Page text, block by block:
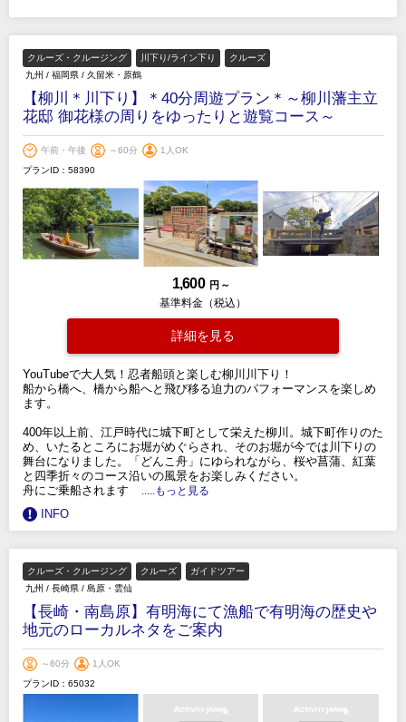
クルーズ・クルージング 川下り/ライン下り
クルーズ
九州 / 福岡県 / 久留米・原鶴
【柳川＊川下り】＊40分周遊プラン＊～柳川藩主立
花邸 御花様の周りをゆったりと遊覧コース～
午前・午後 ～60分
1人OK
プランID：58390
1,600 円 ～
基準料金（税込）
詳細を見る
YouTubeで大人気！忍者船頭と楽しむ柳川川下り！
船から橋へ、橋から船へと飛び移る迫力のパフォーマンスを楽しめ
ます。
400年以上前、江戸時代に城下町として栄えた柳川。城下町作りのた
め、いたるところにお堀がめぐらされ、そのお堀が今では川下りの
舞台になりました。「どんこ舟」にゆられながら、桜や菖蒲、紅葉
と四季折々のコース沿いの風景をお楽しみください。
舟にご乗船されます
.....もっと見る
INFO
クルーズ・クルージング クルーズ
ガイドツアー
九州 / 長崎県 / 島原・雲仙
【長崎・南島原】有明海にて漁船で有明海の歴史や
地元のローカルネタをご案内
～60分
1人OK
プランID：65032